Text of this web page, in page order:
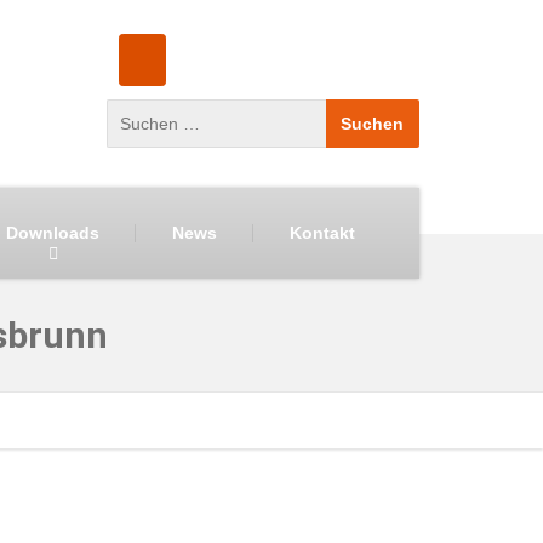
Downloads News Kontakt